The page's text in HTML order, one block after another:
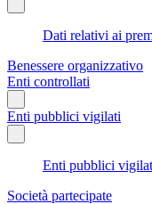
Dati relativi ai
Benessere organizzativo
Enti controllati
Enti pubblici vigilati
Enti pubblici
Società partecipate